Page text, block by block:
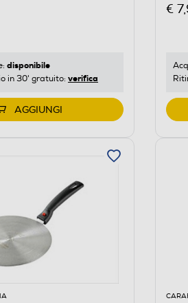
disponibile
in 30' gratuito: verifica
AGGIUNGI
€